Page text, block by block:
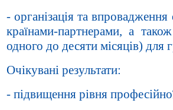
- організація та
країнами-партнерами, а
одного до десяти місяців)
Очікувані результати:
- підвищення рівня